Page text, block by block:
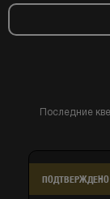
Последние
ПОДТВЕРЖДЕНО